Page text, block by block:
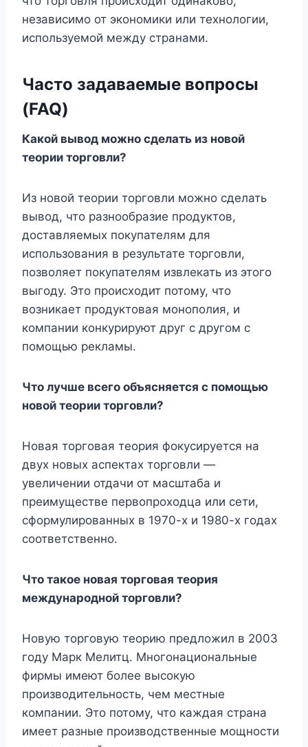
независимо от экономики или технологии,
используемой между странами.
Часто задаваемые вопросы
(FAQ)
Какой вывод можно сделать из новой
теории торговли?
Из новой теории торговли можно сделать
вывод, что разнообразие продуктов,
доставляемых покупателям для
использования в результате торговли,
позволяет покупателям извлекать из этого
выгоду. Это происходит потому, что
возникает продуктовая монополия, и
компании конкурируют друг с другом с
помощью рекламы.
Что лучше всего объясняется с помощью
новой теории торговли?
Новая торговая теория фокусируется на
двух новых аспектах торговли —
увеличении отдачи от масштаба и
преимуществе первопроходца или сети,
сформулированных в 1970-х и 1980-х годах
соответственно.
Что такое новая торговая теория
международной торговли?
Новую торговую теорию предложил в 2003
году Марк Мелитц. Многонациональные
фирмы имеют более высокую
производительность, чем местные
компании. Это потому, что каждая страна
имеет разные производственные мощности